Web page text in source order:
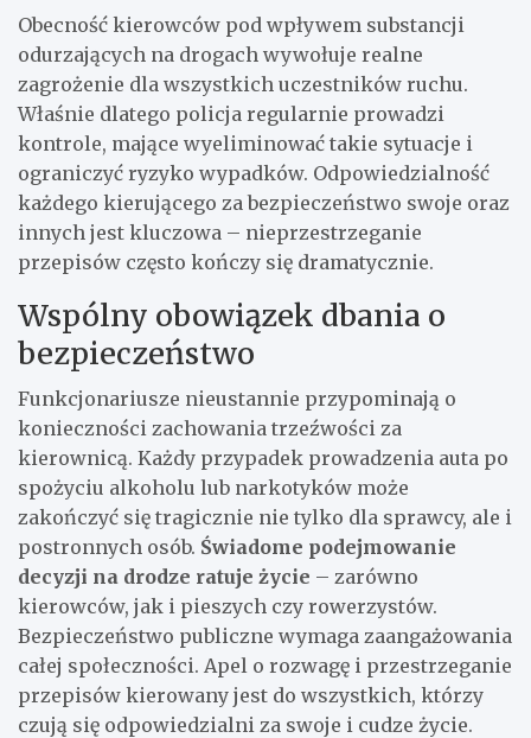
Obecność kierowców pod wpływem substancji
odurzających na drogach wywołuje realne
zagrożenie dla wszystkich uczestników ruchu.
Właśnie dlatego policja regularnie prowadzi
kontrole, mające wyeliminować takie sytuacje i
ograniczyć ryzyko wypadków. Odpowiedzialność
każdego kierującego za bezpieczeństwo swoje oraz
innych jest kluczowa – nieprzestrzeganie
przepisów często kończy się dramatycznie.
Wspólny obowiązek dbania o
bezpieczeństwo
Funkcjonariusze nieustannie przypominają o
konieczności zachowania trzeźwości za
kierownicą. Każdy przypadek prowadzenia auta po
spożyciu alkoholu lub narkotyków może
zakończyć się tragicznie nie tylko dla sprawcy, ale i
postronnych osób. Świadome podejmowanie
decyzji na drodze ratuje życie – zarówno
kierowców, jak i pieszych czy rowerzystów.
Bezpieczeństwo publiczne wymaga zaangażowania
całej społeczności. Apel o rozwagę i przestrzeganie
przepisów kierowany jest do wszystkich, którzy
czują się odpowiedzialni za swoje i cudze życie.